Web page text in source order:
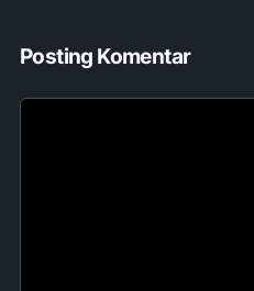
Posting Komentar